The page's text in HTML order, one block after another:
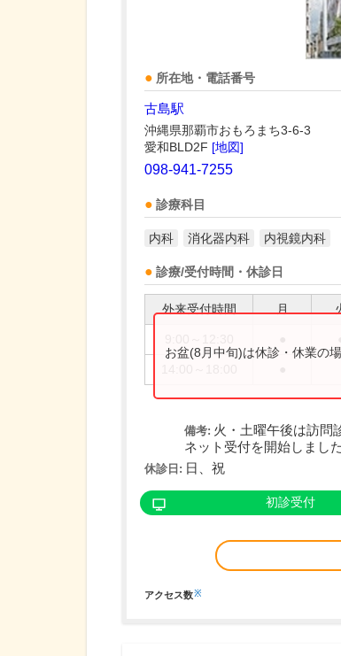
所在地・電話番号
古島駅
沖縄県那覇市おもろまち3-6-3
愛和BLD2F [地図]
098-941-7255
診療科目
内科 消化器内科 内視鏡内科
診療/受付時間・休診日
外来受付時間 月
お盆(8月中旬)は休診・休業の
備考: 火・土曜午後は訪問
ネット受付を開始しまし
休診日: 日、祝
初診受付
アクセス数※